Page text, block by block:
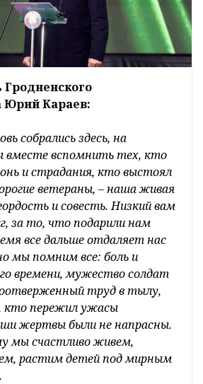
Юрий Караев:
собрались здесь, на
вместе вспомнить тех, кто
и страдания, кто выстоял
ветераны, – наша живая
и совесть. Низкий вам
за то, что подарили нам
все дальше отдаляет нас
мы помним все: боль и
времени, мужество солдат
труд в тылу,
кто пережил ужасы
жертвы были не напрасны.
мы счастливо живем,
растим детей под мирным